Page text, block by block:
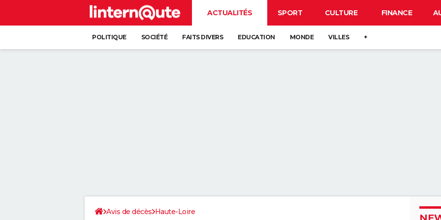
ACTUALITÉS SPORT CULTURE FINANCE
POLITIQUE SOCIÉTÉ FAITS DIVERS EDUCATION MONDE VILLES +
Avis de décès Haute-Loire